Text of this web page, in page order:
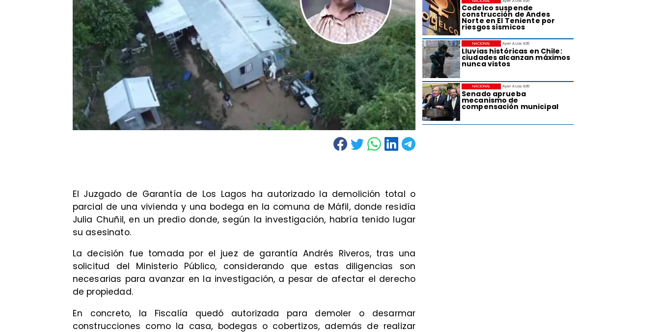
Codelco suspende
construcción de Andes
Norte en El Teniente por
riesgos sísmicos
Ayer A Las 9:35
Lluvias históricas en Chile:
ciudades alcanzan máximos
nunca vistos
NACIONAL
Ayer A Las 9:35
Senado aprueba
mecanismo de
compensación municipal
NACIONAL
El Juzgado de Garantía de Los Lagos ha autorizado la demolición total o
parcial de una vivienda y una bodega en la comuna de Máfil, donde residía
Julia Chuñil, en un predio donde, según la investigación, habría tenido lugar
su asesinato.
La decisión fue tomada por el juez de garantía Andrés Riveros, tras una
solicitud del Ministerio Público, considerando que estas diligencias son
necesarias para avanzar en la investigación, a pesar de afectar el derecho
de propiedad.
En concreto, la Fiscalía quedó autorizada para demoler o desarmar
construcciones como la casa, bodegas o cobertizos, además de realizar